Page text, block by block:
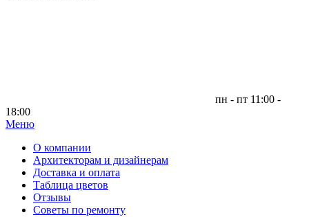
пн - пт 11:00 -
18:00
Меню|
О компании
Архитекторам и дизайнерам
Доставка и оплата
Таблица цветов
Отзывы
Советы по ремонту